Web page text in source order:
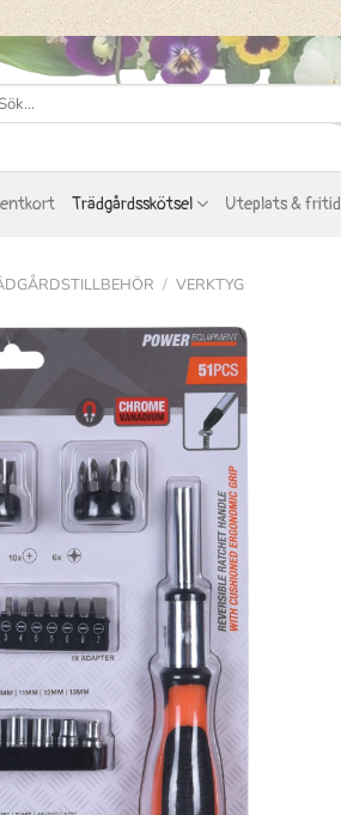
Trädgårdsskötsel Uteplats & fritid
/ VERKTYG